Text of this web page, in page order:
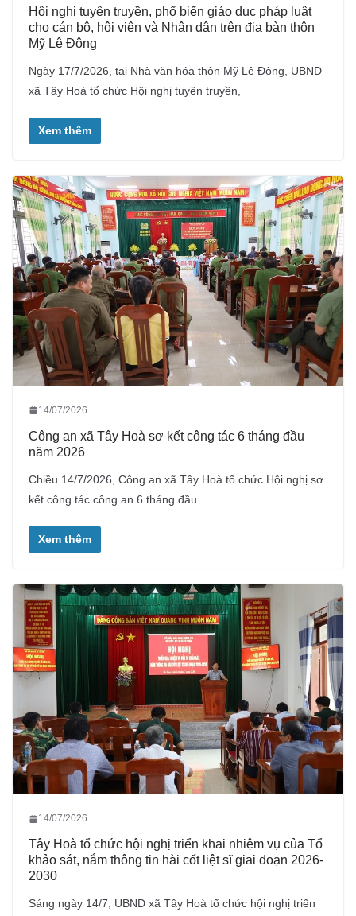
Hội nghị tuyên truyền, phổ biến giáo dục pháp luật
cho cán bộ, hội viên và Nhân dân trên địa bàn thôn
Mỹ Lệ Đông
Ngày 17/7/2026, tại Nhà văn hóa thôn Mỹ Lệ Đông, UBND
xã Tây Hoà tổ chức Hội nghị tuyên truyền,
Xem thêm
14/07/2026
Công an xã Tây Hoà sơ kết công tác 6 tháng đầu
năm 2026
Chiều 14/7/2026, Công an xã Tây Hoà tổ chức Hội nghị sơ
kết công tác công an 6 tháng đầu
Xem thêm
14/07/2026
Tây Hoà tổ chức hội nghị triển khai nhiệm vụ của Tổ
khảo sát, nắm thông tin hài cốt liệt sĩ giai đoạn 2026-
2030
Sáng ngày 14/7, UBND xã Tây Hoà tổ chức hội nghị triển